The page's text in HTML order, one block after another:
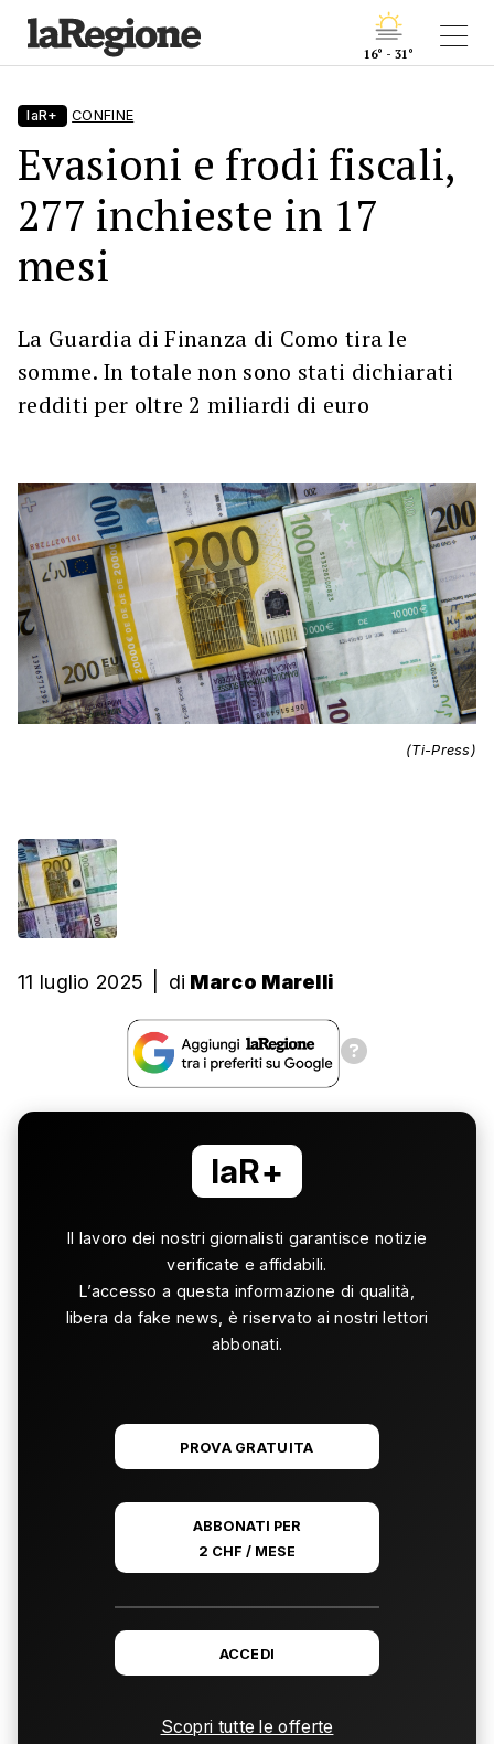
16° - 31°
laR+ CONFINE
Evasioni e frodi fiscali,
277 inchieste in 17
mesi
La Guardia di Finanza di Como tira le
somme. In totale non sono stati dichiarati
redditi per oltre 2 miliardi di euro
(Ti-Press)
11 luglio 2025 di Marco Marelli
laR+
Il lavoro dei nostri giornalisti garantisce notizie
verificate e affidabili.
L’accesso a questa informazione di qualità,
libera da fake news, è riservato ai nostri lettori
abbonati.
PROVA GRATUITA
ABBONATI PER
2 CHF / MESE
ACCEDI
Scopri tutte le offerte